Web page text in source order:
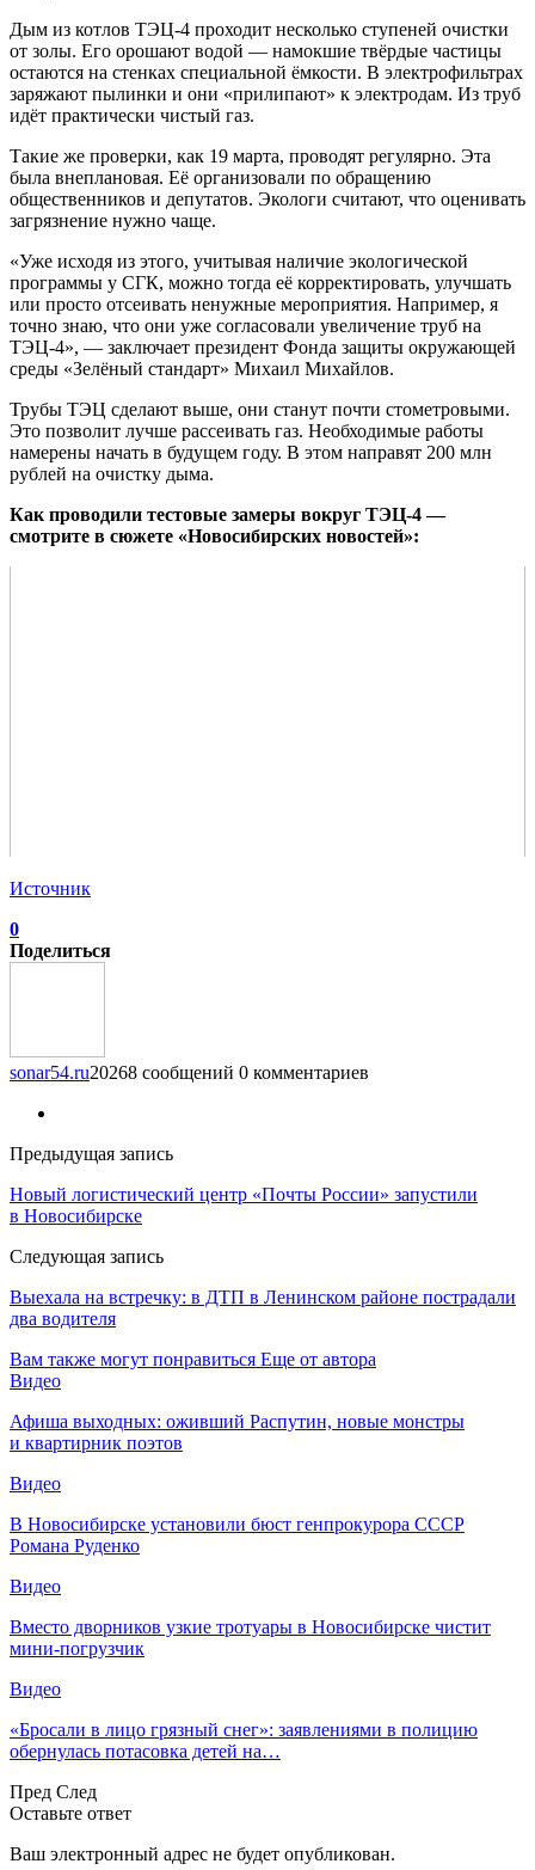
Дым из котлов ТЭЦ-4 проходит несколько ступеней очистки
от золы. Его орошают водой — намокшие твёрдые частицы
остаются на стенках специальной ёмкости. В электрофильтрах
заряжают пылинки и они «прилипают» к электродам. Из труб
идёт практически чистый газ.
Такие же проверки, как 19 марта, проводят регулярно. Эта
была внеплановая. Её организовали по обращению
общественников и депутатов. Экологи считают, что оценивать
загрязнение нужно чаще.
«Уже исходя из этого, учитывая наличие экологической
программы у СГК, можно тогда её корректировать, улучшать
или просто отсеивать ненужные мероприятия. Например, я
точно знаю, что они уже согласовали увеличение труб на
ТЭЦ-4», — заключает президент Фонда защиты окружающей
среды «Зелёный стандарт» Михаил Михайлов.
Трубы ТЭЦ сделают выше, они станут почти стометровыми.
Это позволит лучше рассеивать газ. Необходимые работы
намерены начать в будущем году. В этом направят 200 млн
рублей на очистку дыма.
Как проводили тестовые замеры вокруг ТЭЦ-4 —
смотрите в сюжете «Новосибирских новостей»:
Источник
0
Поделиться
sonar54.ru20268 сообщений 0 комментариев
Предыдущая запись
Новый логистический центр «Почты России» запустили
в Новосибирске
Следующая запись
Выехала на встречку: в ДТП в Ленинском районе пострадали
два водителя
Вам также могут понравиться Еще от автора
Видео
Афиша выходных: оживший Распутин, новые монстры
и квартирник поэтов
Видео
В Новосибирске установили бюст генпрокурора СССР
Романа Руденко
Видео
Вместо дворников узкие тротуары в Новосибирске чистит
мини-погрузчик
Видео
«Бросали в лицо грязный снег»: заявлениями в полицию
обернулась потасовка детей на…
Пред След
Оставьте ответ
Ваш электронный адрес не будет опубликован.